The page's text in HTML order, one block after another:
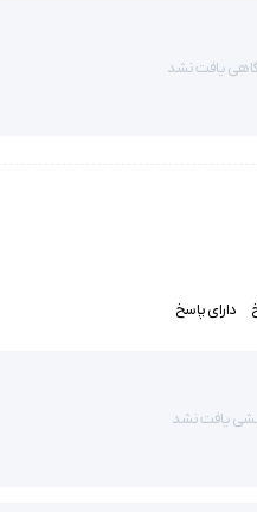
در طول درمان کنترل شده با
یافت نشد
دارای پاسخ
یافت نشد